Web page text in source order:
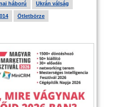
háború Ukrán válság
Ötletbörze